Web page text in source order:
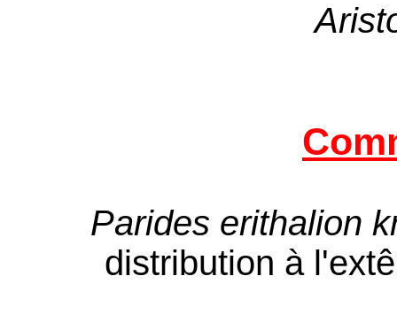
Parides erithalion
distribution à